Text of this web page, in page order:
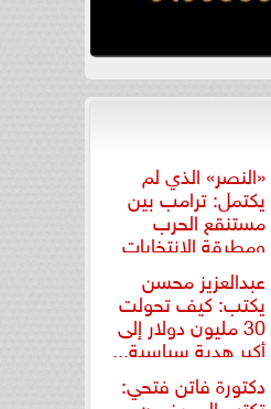
«النصر» الذي لم
يكتمل: ترامب بين
مستنقع الحرب
ومطرقة الانتخابات
عبدالعزيز محسن
يكتب: كيف تحولت
30 مليون دولار إلى
أكبر هدية سياسية...
دكتورة فاتن فتحي: